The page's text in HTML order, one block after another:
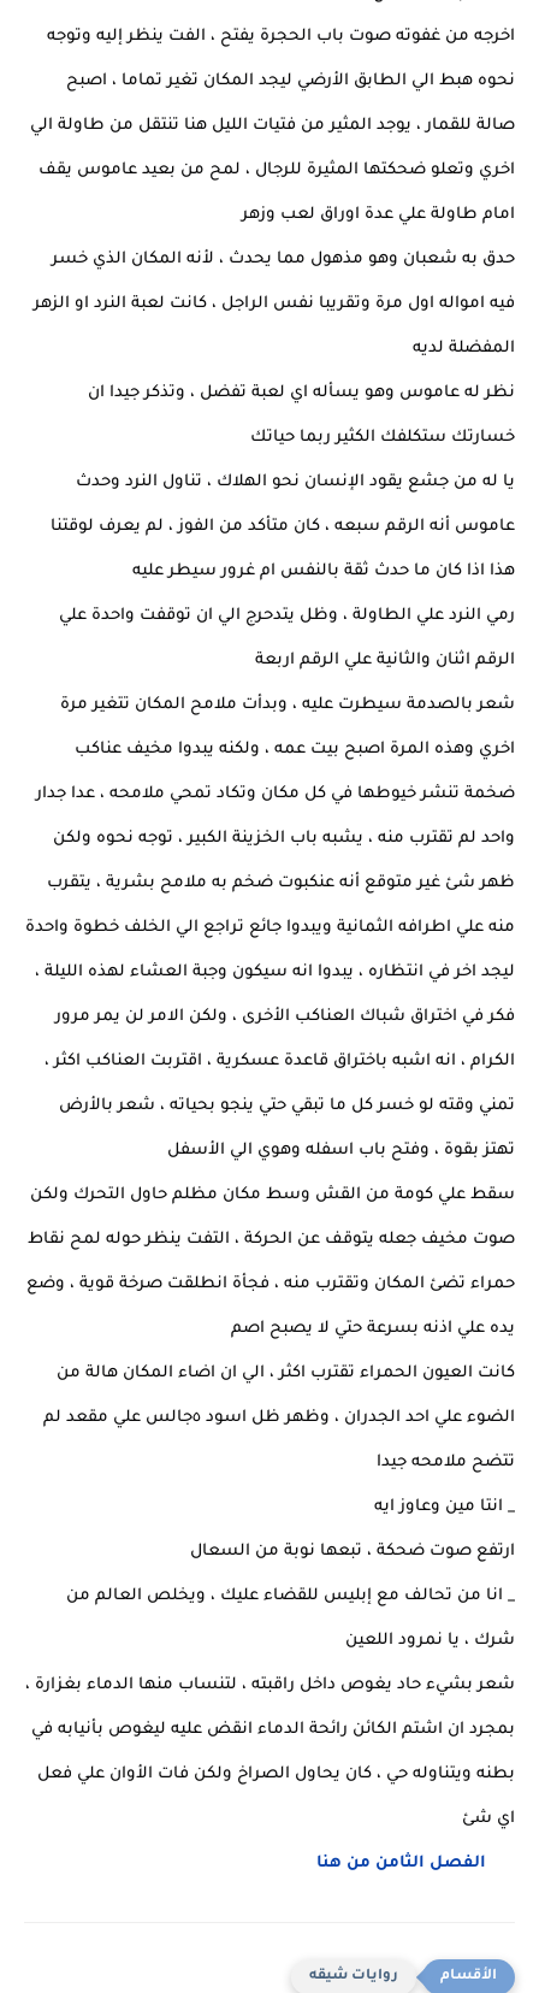
اخرجه من غفوته صوت باب الحجرة يفتح ، الفت ينظر إليه وتوجه
نحوه هبط الي الطابق الأرضي ليجد المكان تغير تماما ، اصبح
صالة للقمار ، يوجد المثير من فتيات الليل هنا تنتقل من طاولة الي
اخري وتعلو ضحكتها المثيرة للرجال ، لمح من بعيد عاموس يقف
امام طاولة علي عدة اوراق لعب وزهر
حدق به شعبان وهو مذهول مما يحدث ، لأنه المكان الذي خسر
فيه امواله اول مرة وتقريبا نفس الراجل ، كانت لعبة النرد او الزهر
المفضلة لديه
نظر له عاموس وهو يسأله اي لعبة تفضل ، وتذكر جيدا ان
خسارتك ستكلفك الكثير ربما حياتك
يا له من جشع يقود الإنسان نحو الهلاك ، تناول النرد وحدث
عاموس أنه الرقم سبعه ، كان متأكد من الفوز ، لم يعرف لوقتنا
هذا اذا كان ما حدث ثقة بالنفس ام غرور سيطر عليه
رمي النرد علي الطاولة ، وظل يتدحرج الي ان توقفت واحدة علي
الرقم اثنان والثانية علي الرقم اربعة
شعر بالصدمة سيطرت عليه ، وبدأت ملامح المكان تتغير مرة
اخري وهذه المرة اصبح بيت عمه ، ولكنه يبدوا مخيف عناكب
ضخمة تنشر خيوطها في كل مكان وتكاد تمحي ملامحه ، عدا جدار
واحد لم تقترب منه ، يشبه باب الخزينة الكبير ، توجه نحوه ولكن
ظهر شئ غير متوقع أنه عنكبوت ضخم به ملامح بشرية ، يتقرب
منه علي اطرافه الثمانية ويبدوا جائع تراجع الي الخلف خطوة واحدة
ليجد اخر في انتظاره ، يبدوا انه سيكون وجبة العشاء لهذه الليلة ،
فكر في اختراق شباك العناكب الأخرى ، ولكن الامر لن يمر مرور
الكرام ، انه اشبه باختراق قاعدة عسكرية ، اقتربت العناكب اكثر ،
تمني وقته لو خسر كل ما تبقي حتي ينجو بحياته ، شعر بالأرض
تهتز بقوة ، وفتح باب اسفله وهوي الي الأسفل
سقط علي كومة من القش وسط مكان مظلم حاول التحرك ولكن
صوت مخيف جعله يتوقف عن الحركة ، التفت ينظر حوله لمح نقاط
حمراء تضئ المكان وتقترب منه ، فجأة انطلقت صرخة قوية ، وضع
يده علي اذنه بسرعة حتي لا يصبح اصم
كانت العيون الحمراء تقترب اكثر ، الي ان اضاء المكان هالة من
الضوء علي احد الجدران ، وظهر ظل اسود ٥جالس علي مقعد لم
تتضح ملامحه جيدا
_ انتا مين وعاوز ايه
ارتفع صوت ضحكة ، تبعها نوبة من السعال
_ انا من تحالف مع إبليس للقضاء عليك ، ويخلص العالم من
شرك ، يا نمرود اللعين
شعر بشيء حاد يغوص داخل راقبته ، لتنساب منها الدماء بغزارة ،
بمجرد ان اشتم الكائن رائحة الدماء انقض عليه ليغوص بأنيابه في
بطنه ويتناوله حي ، كان يحاول الصراخ ولكن فات الأوان علي فعل
اي شئ
الفصل الثامن من هنا
روايات شيقه